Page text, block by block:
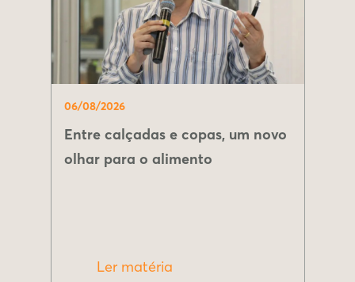
06/08/2026
Entre calçadas e copas, um novo
olhar para o alimento
Ler matéria